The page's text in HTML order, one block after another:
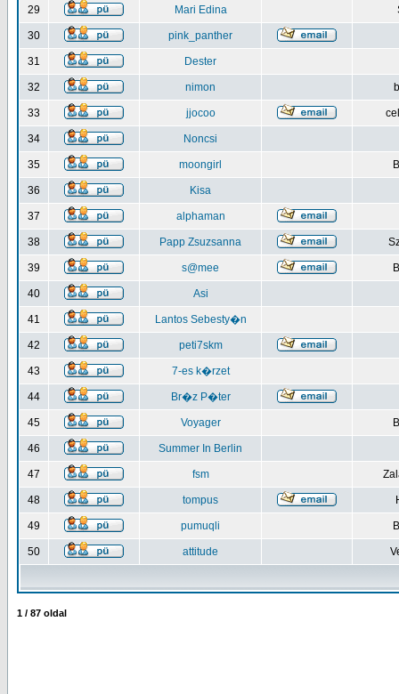
29 Mari Edina
30 pink_panther
31 Dester
32 nimon
33 jjocoo
34 Noncsi
35 moongirl
36 Kisa
37 alphaman
38 Papp Zsuzsanna
39 s@mee
40 Asi
41 Lantos Sebesty�n
42 peti7skm
43 7-es k�rzet
44 Br�z P�ter
45 Voyager
46 Summer In Berlin
47 fsm
48 tompus
49 pumuqli
50 attitude
1 / 87 oldal